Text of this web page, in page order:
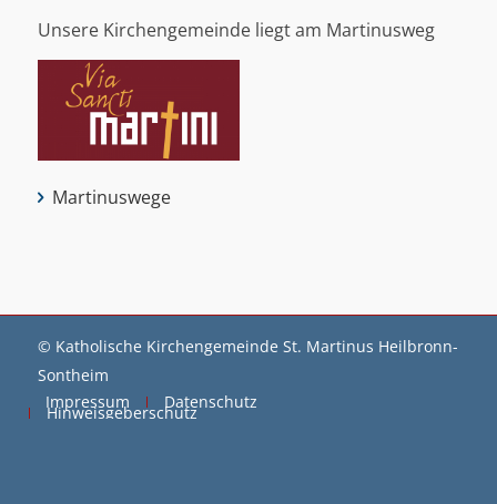
Unsere Kirchengemeinde liegt am Martinusweg
Martinuswege
© Katholische Kirchengemeinde St. Martinus Heilbronn-
Sontheim
Impressum
Datenschutz
Hinweisgeberschutz